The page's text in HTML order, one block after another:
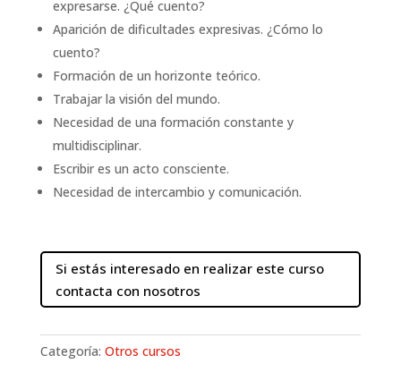
expresarse. ¿Qué cuento?
Aparición de dificultades expresivas. ¿Cómo lo
cuento?
Formación de un horizonte teórico.
Trabajar la visión del mundo.
Necesidad de una formación constante y
multidisciplinar.
Escribir es un acto consciente.
Necesidad de intercambio y comunicación.
Si estás interesado en realizar este curso
contacta con nosotros
Categoría: Otros cursos